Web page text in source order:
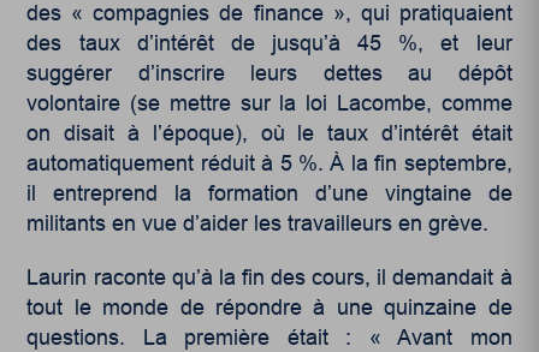
des « compagnies de finance », qui pratiquaient
des taux d’intérêt de jusqu’à 45 %, et leur
suggérer d’inscrire leurs dettes au dépôt
volontaire (se mettre sur la loi Lacombe, comme
on disait à l’époque), où le taux d’intérêt était
automatiquement réduit à 5 %. À la fin septembre,
il entreprend la formation d’une vingtaine de
militants en vue d’aider les travailleurs en grève.
Laurin raconte qu’à la fin des cours, il demandait à
tout le monde de répondre à une quinzaine de
questions. La première était : « Avant mon